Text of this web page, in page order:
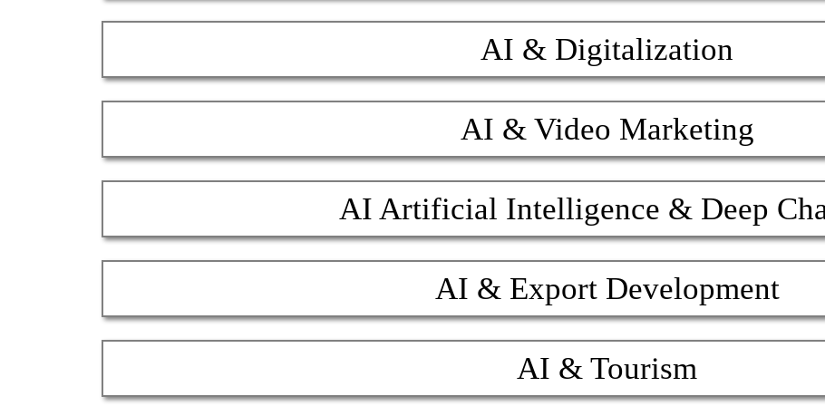
AI & Digitalization
AI & Video Marketing
AI Artificial Intelligence & Deep
AI & Export Development
AI & Tourism